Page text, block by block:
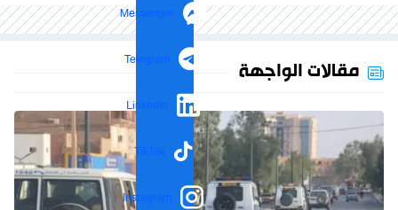
Messenger
Telegram
LinkedIn
TikTok
Instagram
مقالات الواجهة